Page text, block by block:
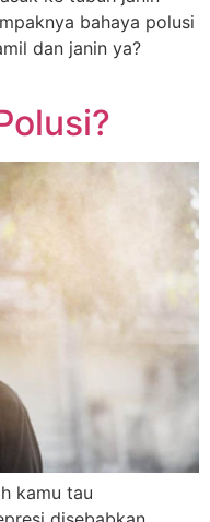
bahaya polusi
dan janin ya?
kamu tau